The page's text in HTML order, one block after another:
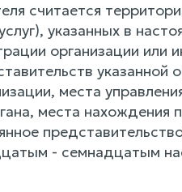
считается
указанных в
организации или
указанной
места
места нахождения
- семнадцатым